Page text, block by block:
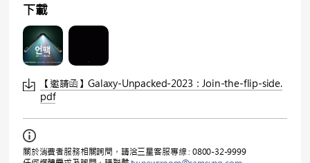
下載
【邀請函】Galaxy-Unpacked-2023：Join-the-flip-side.
pdf
關於消費者服務相關詢問，請洽三星客服專線 : 0800-32-9999